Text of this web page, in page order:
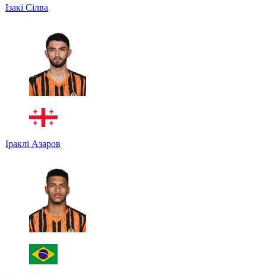
Ізакі Сілва
Іраклі Азаров